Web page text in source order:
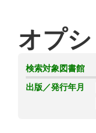
オプ
検索対象図書館
出版／発行年月